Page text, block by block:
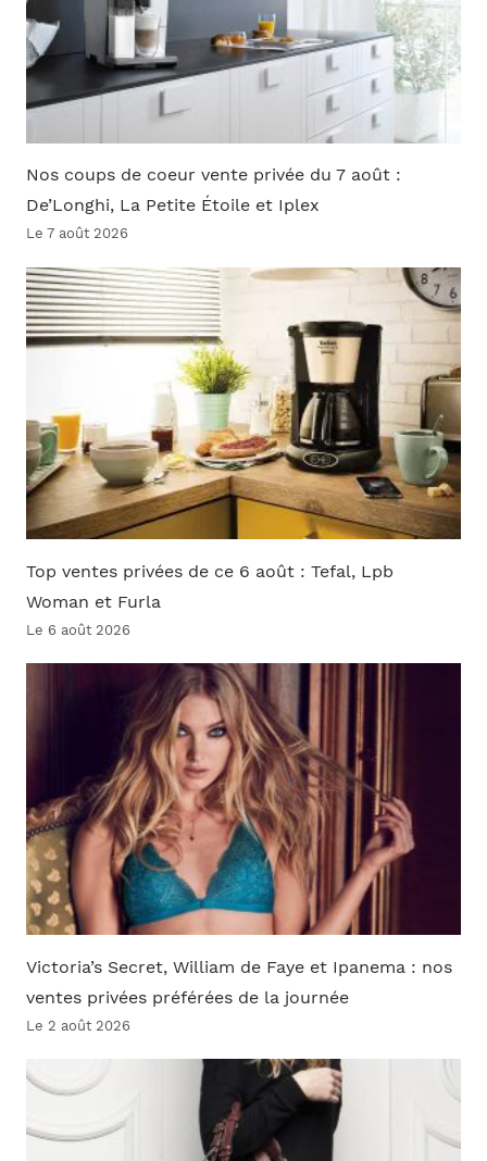
Nos coups de coeur vente privée du 7 août :
De’Longhi, La Petite Étoile et Iplex
Le 7 août 2026
Top ventes privées de ce 6 août : Tefal, Lpb
Woman et Furla
Le 6 août 2026
Victoria’s Secret, William de Faye et Ipanema : nos
ventes privées préférées de la journée
Le 2 août 2026